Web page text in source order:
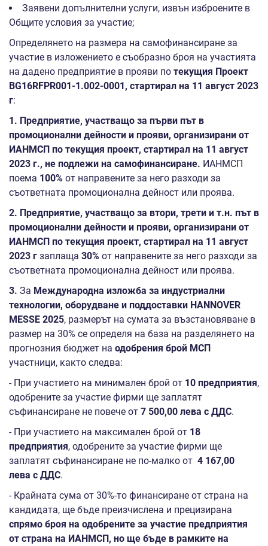
Заявени допълнителни услуги, извън изброените в
Общите условия за участие;
Определянето на размера на самофинансиране за
участие в изложението е съобразно броя на участията
на дадено предприятие в прояви по текущия Проект
BG16RFPR001-1.002-0001, стартирал на 11 август 2023
г:
1. Предприятие, участващо за първи път в
промоционални дейности и прояви, организирани от
ИАНМСП по текущия проект, стартирал на 11 август
2023 г., не подлежи на самофинансиране. ИАНМСП
поема 100% от направените за него разходи за
съответната промоционална дейност или проява.
2. Предприятие, участващо за втори, трети и т.н. път в
промоционални дейности и прояви, организирани от
ИАНМСП по текущия проект, стартирал на 11 август
2023 г заплаща 30% от направените за него разходи за
съответната промоционална дейност или проява.
3. За Международна изложба за индустриални
технологии, оборудване и поддоставки HANNOVER
MESSE 2025, размерът на сумата за възстановяване в
размер на 30% се определя на база на разделянето на
прогнозния бюджет на одобрения брой МСП
участници, както следва:
- При участието на минимален брой от 10 предприятия,
одобрените за участие фирми ще заплатят
съфинансиране не повече от 7 500,00 лева с ДДС.
- При участието на максимален брой от 18
предприятия, одобрените за участие фирми ще
заплатят съфинансиране не по-малко от 4 167,00
лева с ДДС.
- Крайната сума от 30%-то финансиране от страна на
кандидата, ще бъде преизчислена и прецизирана
спрямо броя на одобрените за участие предприятия
от страна на ИАНМСП, но ще бъде в рамките на